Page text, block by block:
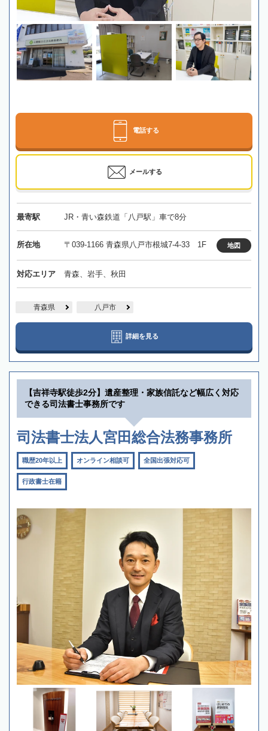
電話する
メールする
最寄駅 JR・青い森鉄道「八戸駅」車で8分
所在地 〒039-1166 青森県八戸市根城7-4-33 1F 地図
対応エリア 青森、岩手、秋田
青森県 八戸市
詳細を見る
【吉祥寺駅徒歩2分】遺産整理・家族信託など幅広く対応
できる司法書士事務所です
司法書士法人宮田総合法務事務所
職歴20年以上 オンライン相談可 全国出張対応可
行政書士在籍